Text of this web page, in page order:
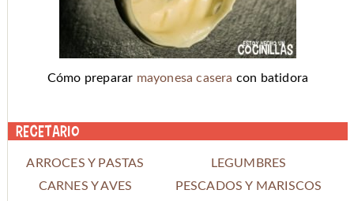
Cómo preparar mayonesa casera con batidora
Recetario
ARROCES Y PASTAS
LEGUMBRES
CARNES Y AVES
PESCADOS Y MARISCOS